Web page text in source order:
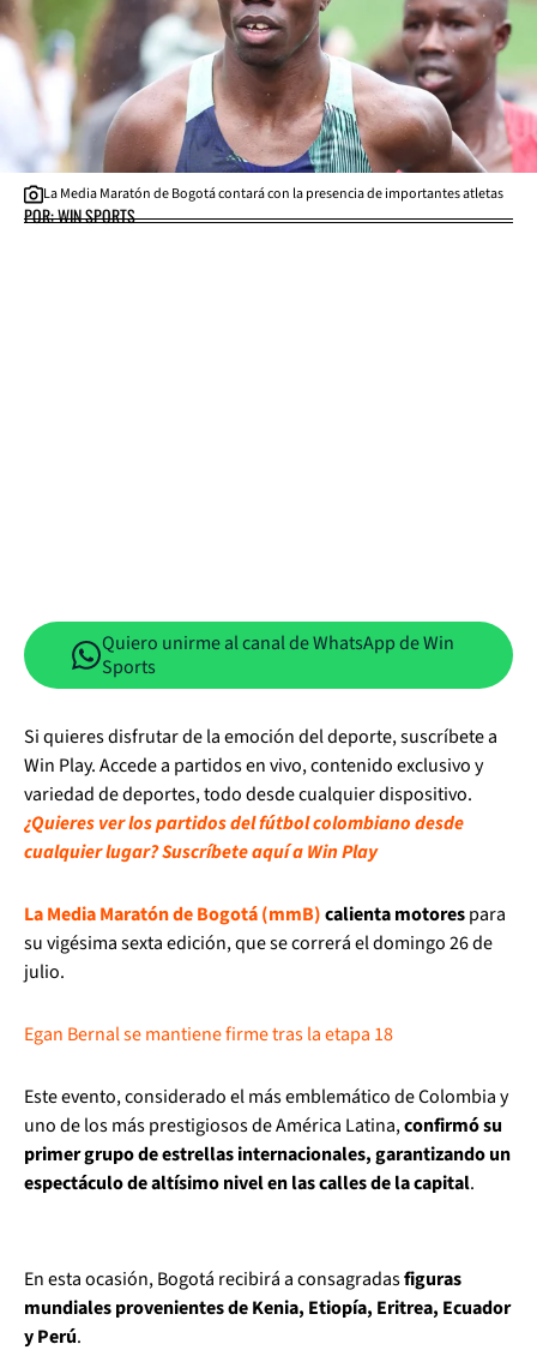
La Media Maratón de Bogotá contará con la presencia de importantes atletas
POR: WIN SPORTS
Quiero unirme al canal de WhatsApp de Win
Sports
Si quieres disfrutar de la emoción del deporte, suscríbete a
Win Play. Accede a partidos en vivo, contenido exclusivo y
variedad de deportes, todo desde cualquier dispositivo.
¿Quieres ver los partidos del fútbol colombiano desde
cualquier lugar? Suscríbete aquí a Win Play
La Media Maratón de Bogotá (mmB)calienta motorespara
su vigésima sexta edición, que se correrá el domingo 26 de
julio.
Egan Bernal se mantiene firme tras la etapa 18
Este evento, considerado el más emblemático de Colombia y
uno de los más prestigiosos de América Latina,confirmó su
primer grupo de estrellas internacionales, garantizando un
espectáculo de altísimo nivel en las calles de la capital.
En esta ocasión, Bogotá recibirá a consagradasfiguras
mundiales provenientes de Kenia, Etiopía, Eritrea, Ecuador
y Perú.